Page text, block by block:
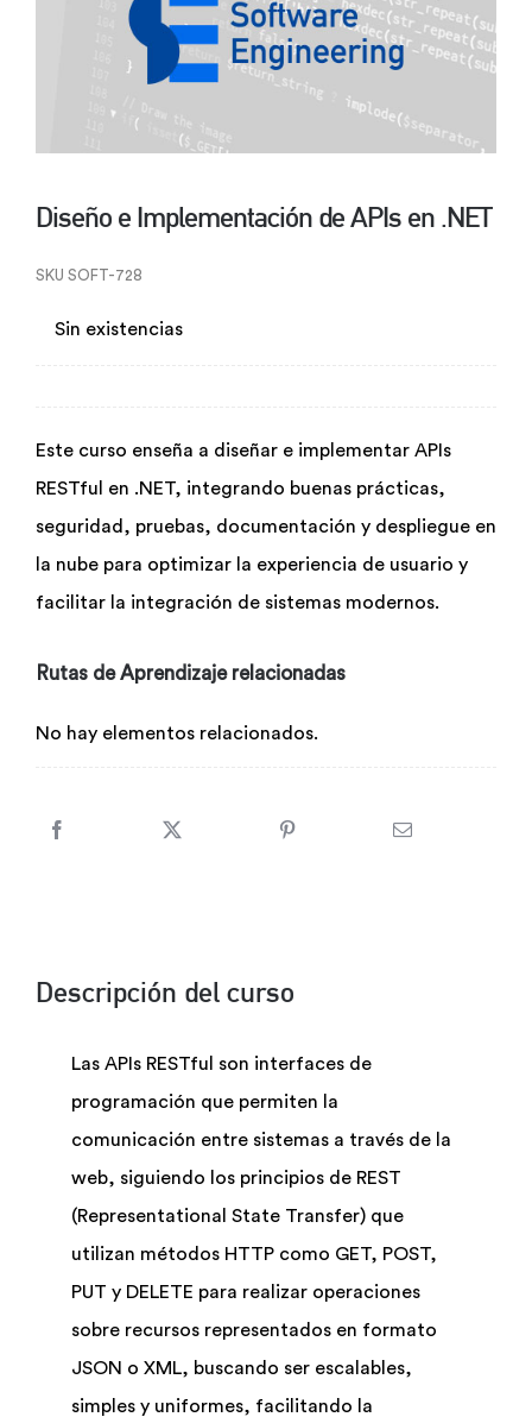
Diseño e Implementación de APIs en .NET
SKU SOFT-728
Sin existencias
Este curso enseña a diseñar e implementar APIs
RESTful en .NET, integrando buenas prácticas,
seguridad, pruebas, documentación y despliegue en
la nube para optimizar la experiencia de usuario y
facilitar la integración de sistemas modernos.
Rutas de Aprendizaje relacionadas
No hay elementos relacionados.
Descripción del curso
Las APIs RESTful son interfaces de
programación que permiten la
comunicación entre sistemas a través de la
web, siguiendo los principios de REST
(Representational State Transfer) que
utilizan métodos HTTP como GET, POST,
PUT y DELETE para realizar operaciones
sobre recursos representados en formato
JSON o XML, buscando ser escalables,
simples y uniformes, facilitando la